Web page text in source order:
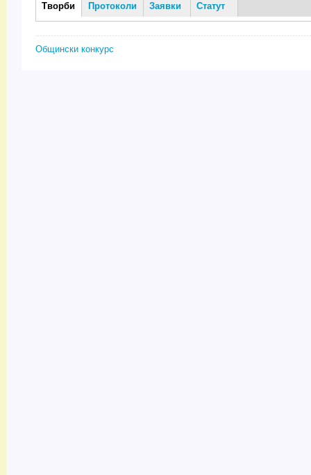
Творби
Творби(активен
раздел)
Протоколи Заявки Статут
Общински конкурс